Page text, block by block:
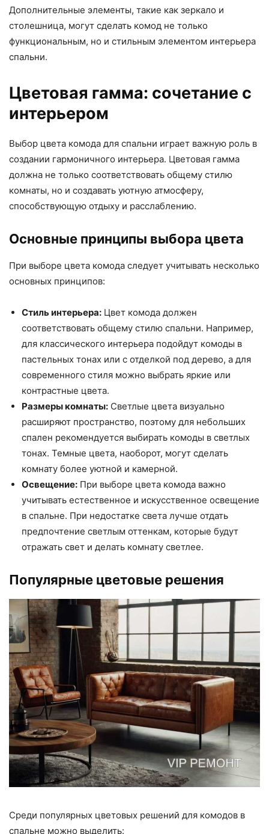
Дополнительные элементы, такие как зеркало и
столешница, могут сделать комод не только
функциональным, но и стильным элементом интерьера
спальни.
Цветовая гамма: сочетание с
интерьером
Выбор цвета комода для спальни играет важную роль в
создании гармоничного интерьера. Цветовая гамма
должна не только соответствовать общему стилю
комнаты, но и создавать уютную атмосферу,
способствующую отдыху и расслаблению.
Основные принципы выбора цвета
При выборе цвета комода следует учитывать несколько
основных принципов:
Стиль интерьера: Цвет комода должен
соответствовать общему стилю спальни. Например,
для классического интерьера подойдут комоды в
пастельных тонах или с отделкой под дерево, а для
современного стиля можно выбрать яркие или
контрастные цвета.
Размеры комнаты: Светлые цвета визуально
расширяют пространство, поэтому для небольших
спален рекомендуется выбирать комоды в светлых
тонах. Темные цвета, наоборот, могут сделать
комнату более уютной и камерной.
Освещение: При выборе цвета комода важно
учитывать естественное и искусственное освещение
в спальне. При недостатке света лучше отдать
предпочтение светлым оттенкам, которые будут
отражать свет и делать комнату светлее.
Популярные цветовые решения
Среди популярных цветовых решений для комодов в
спальне можно выделить: